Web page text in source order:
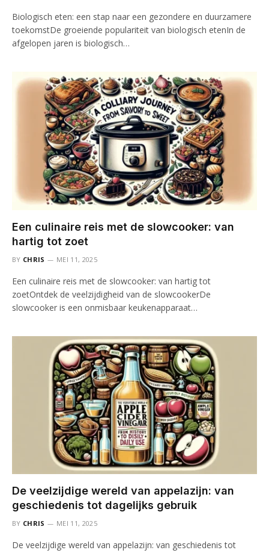
Biologisch eten: een stap naar een gezondere en duurzamere
toekomstDe groeiende populariteit van biologisch etenIn de
afgelopen jaren is biologisch…
Een culinaire reis met de slowcooker: van
hartig tot zoet
BY CHRIS MEI 11, 2025
Een culinaire reis met de slowcooker: van hartig tot
zoetOntdek de veelzijdigheid van de slowcookerDe
slowcooker is een onmisbaar keukenapparaat…
De veelzijdige wereld van appelazijn: van
geschiedenis tot dagelijks gebruik
BY CHRIS MEI 11, 2025
De veelzijdige wereld van appelazijn: van geschiedenis tot